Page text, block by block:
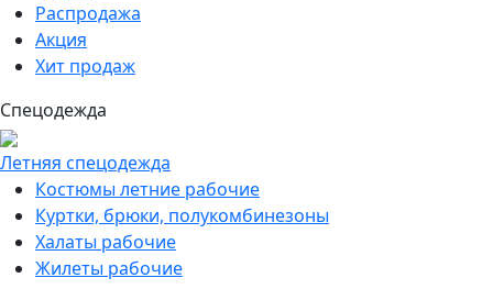
Распродажа
Акция
Хит продаж
Спецодежда
Летняя спецодежда
Костюмы летние рабочие
Куртки, брюки, полукомбинезоны
Халаты рабочие
Жилеты рабочие